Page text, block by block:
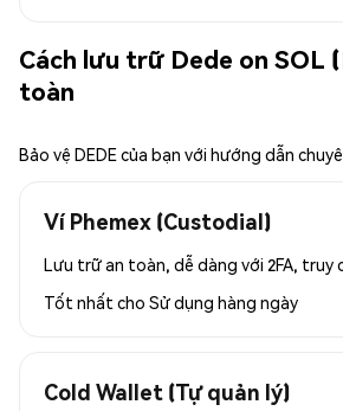
Cách lưu trữ Dede on SOL
toàn
Bảo vệ DEDE của bạn với hướng dẫn
Ví Phemex (Custodial)
Lưu trữ an toàn, dễ dàng với 2FA, truy
Tốt nhất cho Sử dụng hàng ngày
Cold Wallet (Tự quản lý)